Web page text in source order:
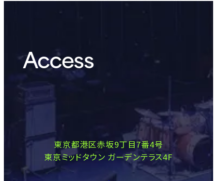
Access
東京都港区赤坂9丁目7番4号
東京ミッドタウン ガーデンテラス4F